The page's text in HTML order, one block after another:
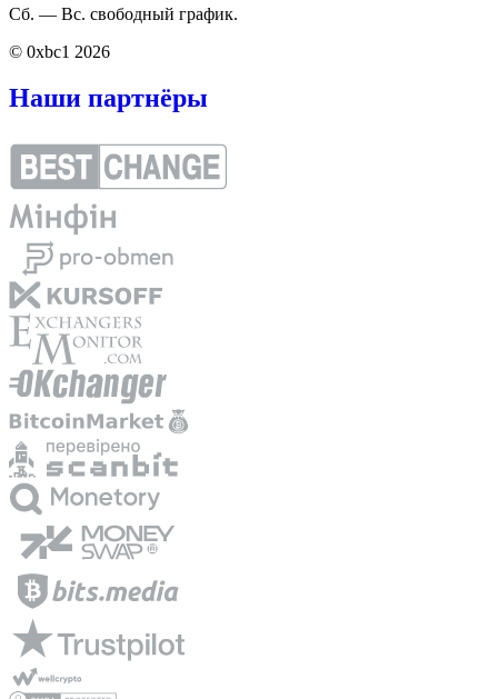
Сб. — Вс. свободный график.
© 0xbc1 2026
Наши партнёры